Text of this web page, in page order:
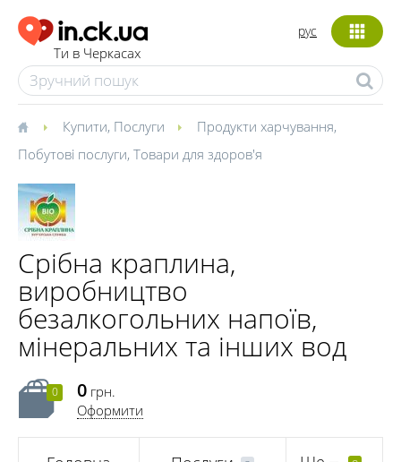
Ти в Черкасах
рус
Купити, Послуги Продукти харчування,
Побутові послуги, Товари для здоров'я
Срібна краплина,
виробництво
безалкогольних напоїв,
мінеральних та інших вод
0 0 грн.
Оформити